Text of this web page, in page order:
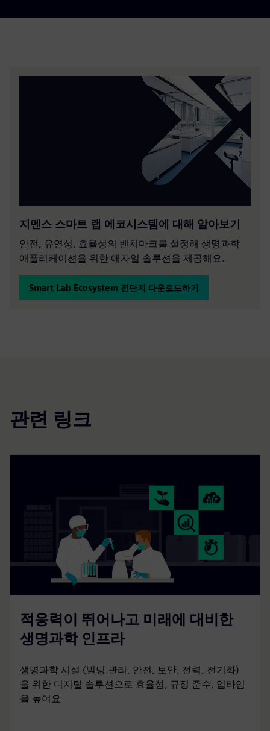
지멘스 스마트 랩 에코시스템에 대해 알아보기
안전, 유연성, 효율성의 벤치마크를 설정해 생명과학
애플리케이션을 위한 애자일 솔루션을 제공해요.
Smart Lab Ecosystem 전단지 다운로드하기
관련 링크
적응력이 뛰어나고 미래에 대비한
생명과학 인프라
생명과학 시설 (빌딩 관리, 안전, 보안, 전력, 전기화)
을 위한 디지털 솔루션으로 효율성, 규정 준수, 업타임
을 높여요